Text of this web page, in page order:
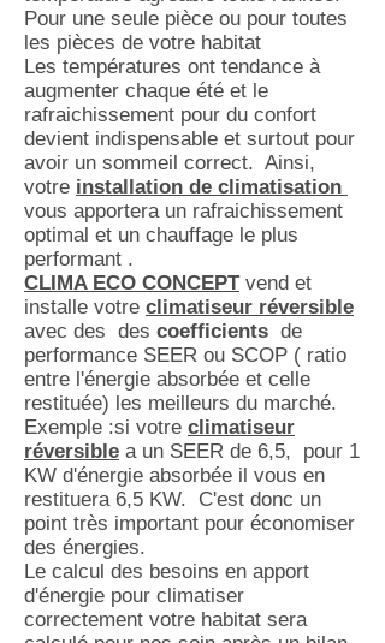
Pour une seule pièce ou pour toutes
les pièces de votre habitat
Les températures ont tendance à
augmenter chaque été et le
rafraichissement pour du confort
devient indispensable et surtout pour
avoir un sommeil correct. Ainsi,
votre installation de climatisation
vous apportera un rafraichissement
optimal et un chauffage le plus
performant .
CLIMA ECO CONCEPT vend et
installe votre climatiseur réversible
avec des des coefficients de
performance SEER ou SCOP ( ratio
entre l'énergie absorbée et celle
restituée) les meilleurs du marché.
Exemple :si votre climatiseur
réversible a un SEER de 6,5, pour 1
KW d'énergie absorbée il vous en
restituera 6,5 KW. C'est donc un
point très important pour économiser
des énergies.
Le calcul des besoins en apport
d'énergie pour climatiser
correctement votre habitat sera